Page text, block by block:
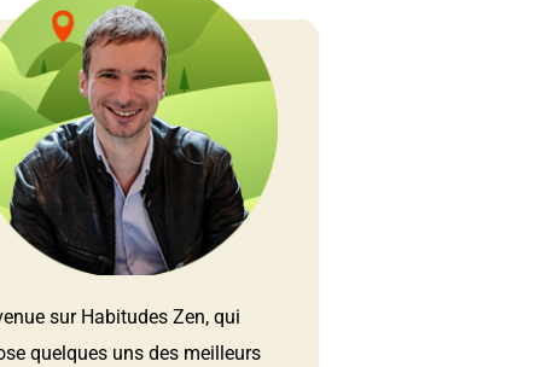
sur Habitudes Zen, qui
quelques uns des meilleurs